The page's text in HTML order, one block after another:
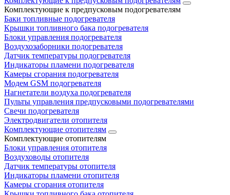
Комплектующие к предпусковым подогревателям
Баки топливные подогревателя
Крышки топливного бака подогревателя
Блоки управления подогревателя
Воздухозаборники подогревателя
Датчик температуры подогревателя
Индикаторы пламени подогревателя
Камеры сгорания подогревателя
Модем GSM подогревателя
Нагнетатели воздуха подогревателя
Пульты управления предпусковыми подогревателями
Свечи подогревателя
Электродвигатели отопителя
Комплектующие отопителям
Комплектующие отопителям
Блоки управления отопителя
Воздуховоды отопителя
Датчик температуры отопителя
Индикаторы пламени отопителя
Камеры сгорания отопителя